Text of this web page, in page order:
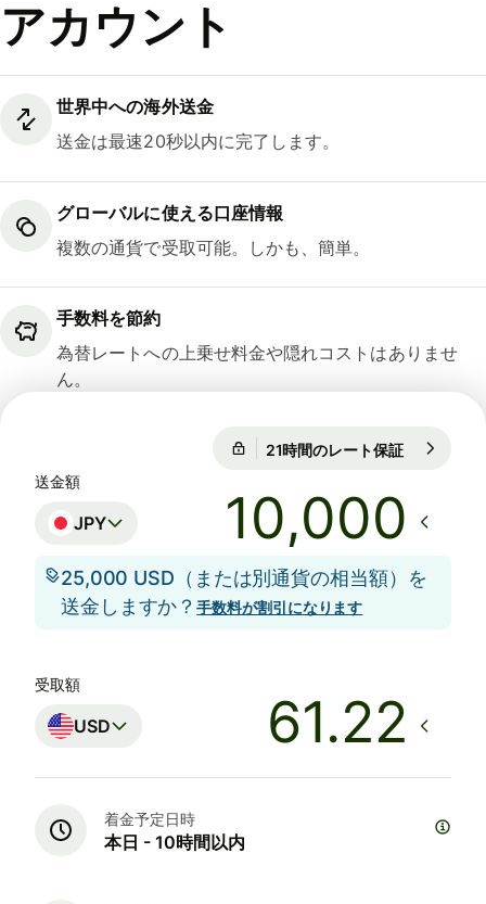
アカウント
世界中への海外送金
送金は最速20秒以内に完了します。
グローバルに使える口座情報
複数の通貨で受取可能。しかも、簡単。
手数料を節約
為替レートへの上乗せ料金や隠れコストはありませ
ん。
21時間のレート保証
送金額
JPY
25,000 USD（または別通貨の相当額）を
送金しますか？手数料が割引になります
受取額
USD
着金予定日時
本日 - 10時間以内